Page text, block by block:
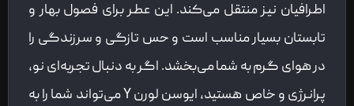
اطرافیان نیز منتقل می‌کند. این عطر برای فصول بهار و
تابستان بسیار مناسب است و حس تازگی و سرزندگی را
در هوای گرم به شما می‌بخشد. اگر به دنبال تجربه‌ای نو،
پرانرژی و خاص هستید، ایوسن لورن Y می‌تواند شما را به